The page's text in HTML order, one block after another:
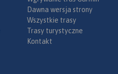
Dawna wersja strony
Wszystkie trasy
Trasy turystyczne
Kontakt